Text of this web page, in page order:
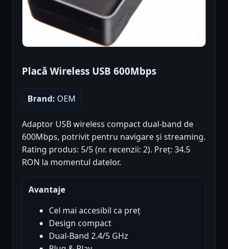
Placă Wireless USB 600Mbps
Brand: OEM
Adaptor USB wireless compact dual-band de
600Mbps, potrivit pentru navigare și streaming.
Rating produs: 5/5 (nr. recenzii: 2). Preț: 34.5
RON la momentul datelor.
Avantaje
Cel mai accesibil ca preț
Design compact
Dual-Band 2.4/5 GHz